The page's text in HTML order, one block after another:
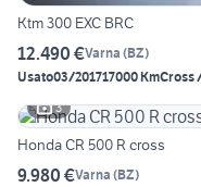
Ktm 300 EXC BRC
12.490 €Varna (BZ)
Usato03/201717000 KmCross
3
Honda CR 500 R cross
9.980 €Varna (BZ)